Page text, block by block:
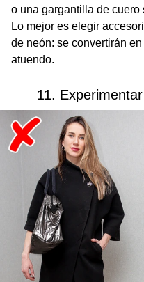
o una gargantilla de cuero
Lo mejor es elegir
de neón: se convertirán
atuendo.
11.